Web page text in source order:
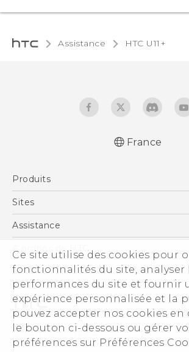
Ce site utilise des cookies pour
fonctionnalités du site, analyser
performances du site et fournir
expérience personnalisée et la
pouvez accepter nos cookies en
le bouton ci-dessous ou gérer
préférences sur Préférences
Assistance HTC U11+‎
réglementation
English - Safety and
France
Produits
Smartphones
Vive
Accessoires
Sites
HTC Vive
HTC Pro
Assistance
eCommerce Support
À propos de HTC
ESG
Informations sur la société
Sécurité du produit
Politique de confidentialité
Cookie Preferences
© 2011-2026 HTC Corporation